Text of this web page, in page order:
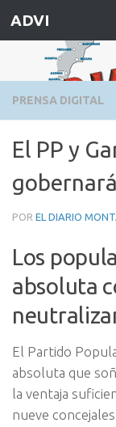
Saltar al
ADVI
PRENSA DIGITAL
El PP y
POR EL DIARIO
Los
absoluta
El Partido
absoluta que
la ventaja
nueve